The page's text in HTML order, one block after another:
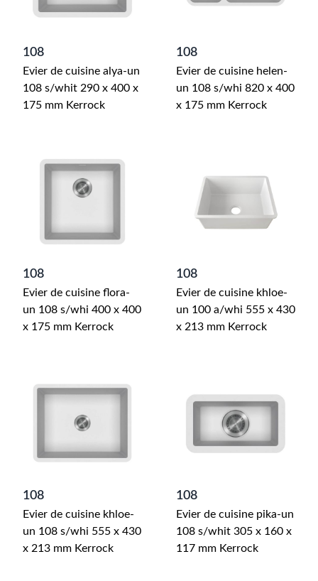
108
Evier de cuisine alya-un
108 s/whit 290 x 400 x
175 mm Kerrock
108
Evier de cuisine helen-
un 108 s/whi 820 x 400
x 175 mm Kerrock
108
Evier de cuisine flora-
un 108 s/whi 400 x 400
x 175 mm Kerrock
108
Evier de cuisine khloe-
un 100 a/whi 555 x 430
x 213 mm Kerrock
108
Evier de cuisine khloe-
un 108 s/whi 555 x 430
x 213 mm Kerrock
108
Evier de cuisine pika-un
108 s/whit 305 x 160 x
117 mm Kerrock